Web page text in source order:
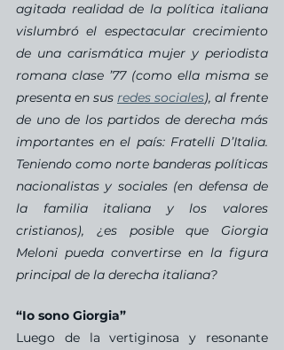
agitada realidad de la política italiana
vislumbró el espectacular crecimiento
de una carismática mujer y periodista
romana clase ’77 (como ella misma se
presenta en sus redes sociales), al frente
de uno de los partidos de derecha más
importantes en el país: Fratelli D’Italia.
Teniendo como norte banderas políticas
nacionalistas y sociales (en defensa de
la familia italiana y los valores
cristianos), ¿es posible que Giorgia
Meloni pueda convertirse en la figura
principal de la derecha italiana?
“Io sono Giorgia”
Luego de la vertiginosa y resonante